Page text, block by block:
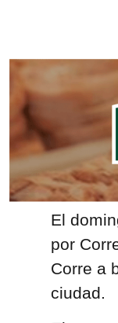
El
por
Corre a
ciudad.